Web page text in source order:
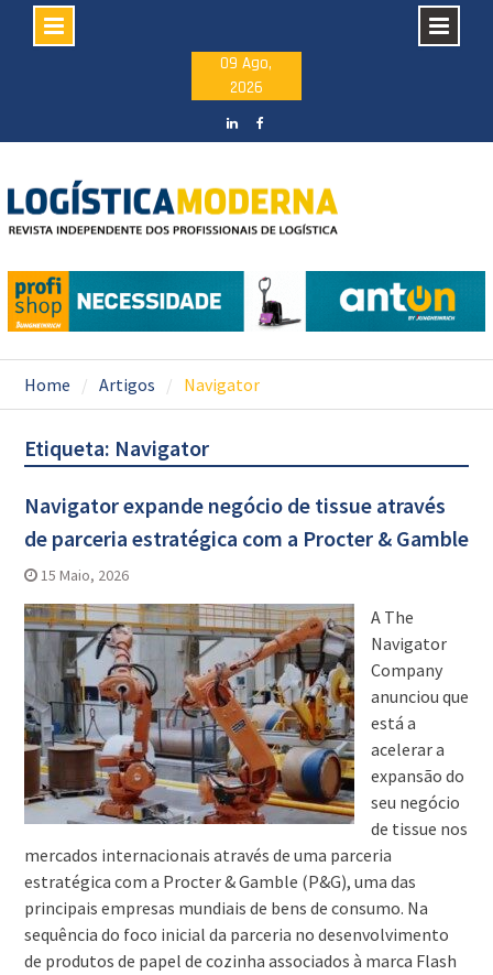
09 Ago,
2026
Home Artigos Navigator
Etiqueta: Navigator
Navigator expande negócio de tissue através
de parceria estratégica com a Procter & Gamble
15 Maio, 2026
A The
Navigator
Company
anunciou que
está a
acelerar a
expansão do
seu negócio
de tissue nos
mercados internacionais através de uma parceria
estratégica com a Procter & Gamble (P&G), uma das
principais empresas mundiais de bens de consumo. Na
sequência do foco inicial da parceria no desenvolvimento
de produtos de papel de cozinha associados à marca Flash